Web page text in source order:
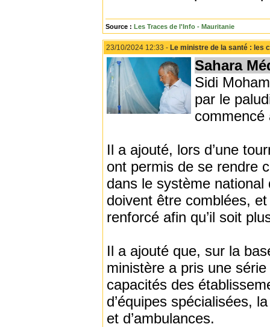
Source : Les Traces de l'Info - Mauritanie
23/10/2024 12:33 - Le ministre de la santé : les
Sahara
Sidi
par le
commencé
Il a ajouté, lors d’une
ont permis de se rendre
dans le système national
doivent être comblées,
renforcé afin qu’il soit
Il a ajouté que, sur la
ministère a pris une
capacités des
d’équipes spécialisées,
et d’ambulances.